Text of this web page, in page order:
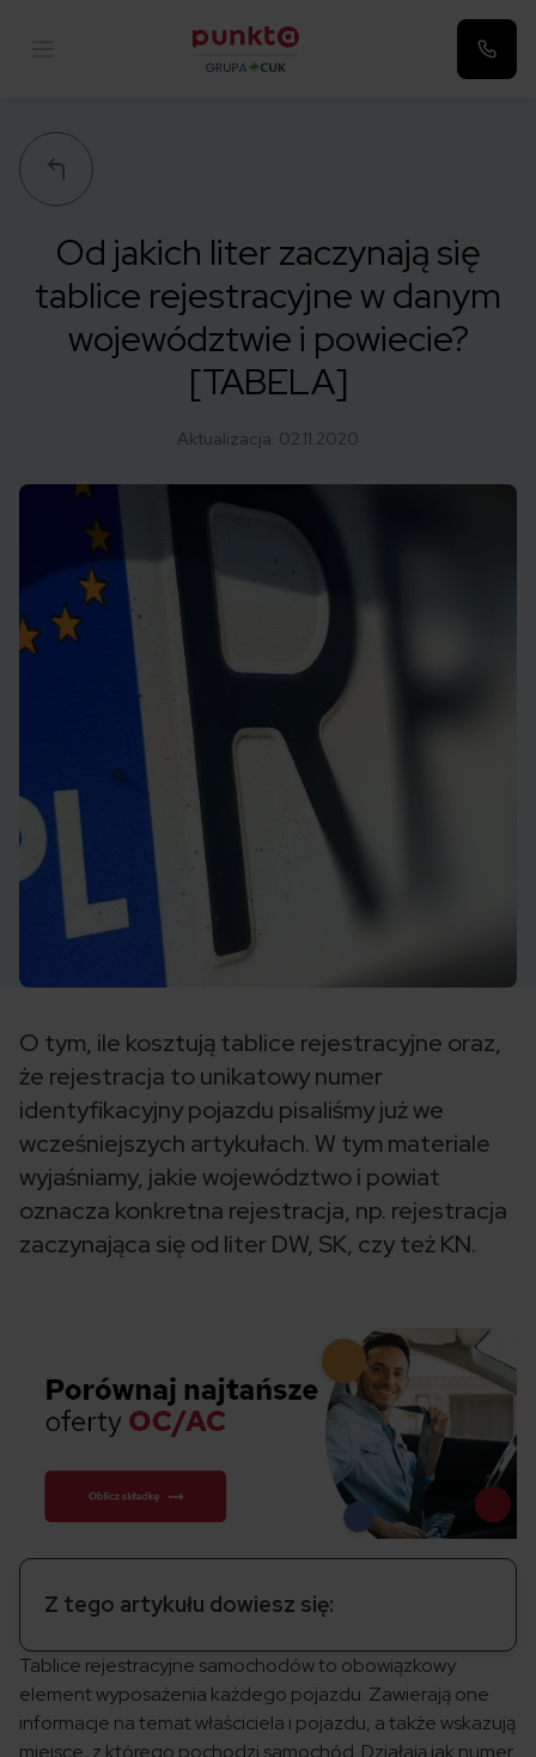
Od jakich liter zaczynają się
tablice rejestracyjne w danym
województwie i powiecie?
[TABELA]
Aktualizacja: 02.11.2020
O tym, ile kosztują tablice rejestracyjne oraz,
że rejestracja to unikatowy numer
identyfikacyjny pojazdu pisaliśmy już we
wcześniejszych artykułach. W tym materiale
wyjaśniamy, jakie województwo i powiat
oznacza konkretna rejestracja, np. rejestracja
zaczynająca się od liter DW, SK, czy też KN.
Z tego artykułu dowiesz się:
Tablice rejestracyjne samochodów to obowiązkowy
element wyposażenia każdego pojazdu. Zawierają one
informacje na temat właściciela i pojazdu, a także wskazują